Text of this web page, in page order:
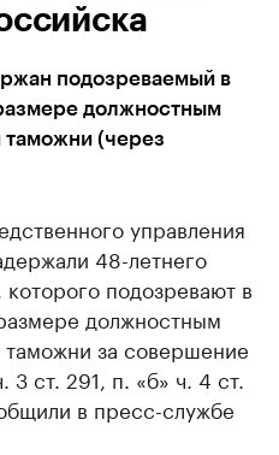
подозреваемый в
должностным
(через
управления
48-летнего
подозревают в
должностным
за совершение
3 ст. 291, п. «б» ч. 4 ст.
в пресс-службе